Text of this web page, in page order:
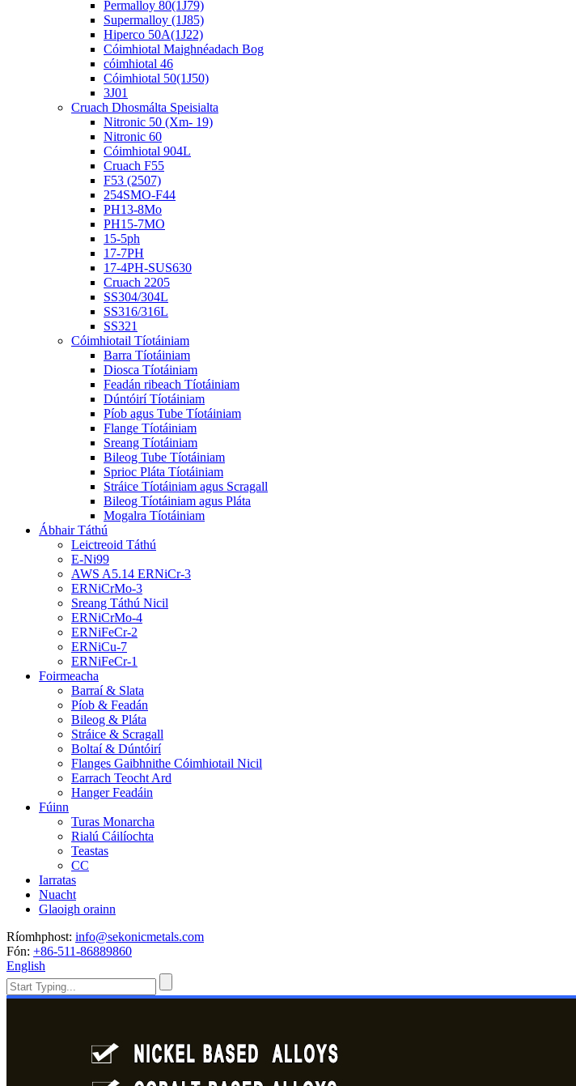
Permalloy 80(1J79)
Supermalloy (1J85)
Hiperco 50A(1J22)
Cóimhiotal Maighnéadach Bog
cóimhiotal 46
Cóimhiotal 50(1J50)
3J01
Cruach Dhosmálta Speisialta
Nitronic 50 (Xm- 19)
Nitronic 60
Cóimhiotal 904L
Cruach F55
F53 (2507)
254SMO-F44
PH13-8Mo
PH15-7MO
15-5ph
17-7PH
17-4PH-SUS630
Cruach 2205
SS304/304L
SS316/316L
SS321
Cóimhiotail Tíotáiniam
Barra Tíotáiniam
Diosca Tíotáiniam
Feadán ribeach Tíotáiniam
Dúntóirí Tíotáiniam
Píob agus Tube Tíotáiniam
Flange Tíotáiniam
Sreang Tíotáiniam
Bileog Tube Tíotáiniam
Sprioc Pláta Tíotáiniam
Stráice Tíotáiniam agus Scragall
Bileog Tíotáiniam agus Pláta
Mogalra Tíotáiniam
Ábhair Táthú
Leictreoid Táthú
E-Ni99
AWS A5.14 ERNiCr-3
ERNiCrMo-3
Sreang Táthú Nicil
ERNiCrMo-4
ERNiFeCr-2
ERNiCu-7
ERNiFeCr-1
Foirmeacha
Barraí & Slata
Píob & Feadán
Bileog & Pláta
Stráice & Scragall
Boltaí & Dúntóirí
Flanges Gaibhnithe Cóimhiotail Nicil
Earrach Teocht Ard
Hanger Feadáin
Fúinn
Turas Monarcha
Rialú Cáilíochta
Teastas
CC
Iarratas
Nuacht
Glaoigh orainn
Ríomhphost: info@sekonicmetals.com
Fón: +86-511-86889860
English